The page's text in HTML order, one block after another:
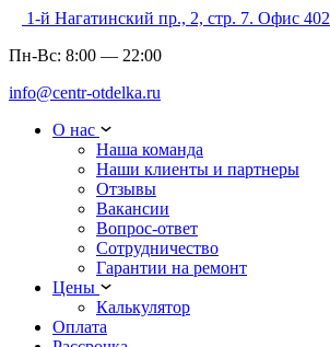
1-й Нагатинский пр., 2, стр. 7. Офис 402
Пн-Вс: 8:00 — 22:00
info@centr-otdelka.ru
О нас
Наша команда
Наши клиенты и партнеры
Отзывы
Вакансии
Вопрос-ответ
Сотрудничество
Гарантии на ремонт
Цены
Калькулятор
Оплата